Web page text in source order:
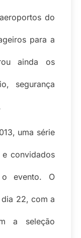
do
para a
ainda os
segurança
uma série
convidados
o evento. O
22, com a
a seleção